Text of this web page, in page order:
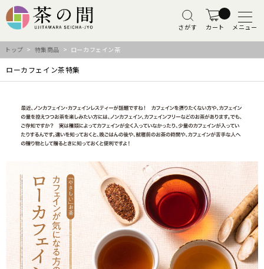
さがす カート メニュー
トップ > 特集商品 > ローカフェイン茶
ローカフェイン茶特集